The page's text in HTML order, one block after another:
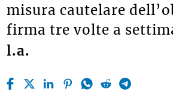
misura cautelare
firma tre volte a
l.a.